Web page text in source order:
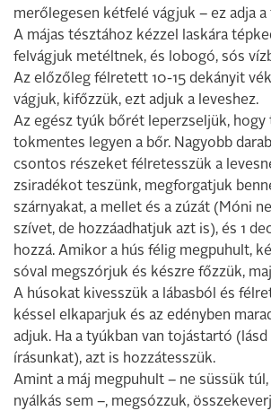
merőlegesen kétfelé vágjuk – ez adja
A májas tésztához kézzel laskára
felvágjuk metéltnek, és lobogó, sós
Az előzőleg félretett 10-15 dekányit
vágjuk, kifőzzük, ezt adjuk a leveshez.
Az egész tyúk bőrét leperzseljük, hogy
tokmentes legyen a bőr. Nagyobb
csontos részeket félretesszük a
zsiradékot teszünk, megforgatjuk
szárnyakat, a mellet és a zúzát (Móni
szívet, de hozzáadhatjuk azt is), és 1
hozzá. Amikor a hús félig megpuhult,
sóval megszórjuk és készre főzzük,
A húsokat kivesszük a lábasból és
késsel elkaparjuk és az edényben
adjuk. Ha a tyúkban van tojástartó
írásunkat), azt is hozzátesszük.
Amint a máj megpuhult – ne süssük
nyálkás sem –, megsózzuk,